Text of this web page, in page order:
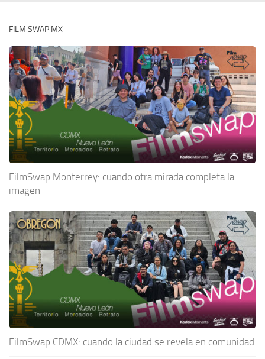
FILM SWAP MX
FilmSwap Monterrey: cuando otra mirada completa la
imagen
FilmSwap CDMX: cuando la ciudad se revela en comunidad